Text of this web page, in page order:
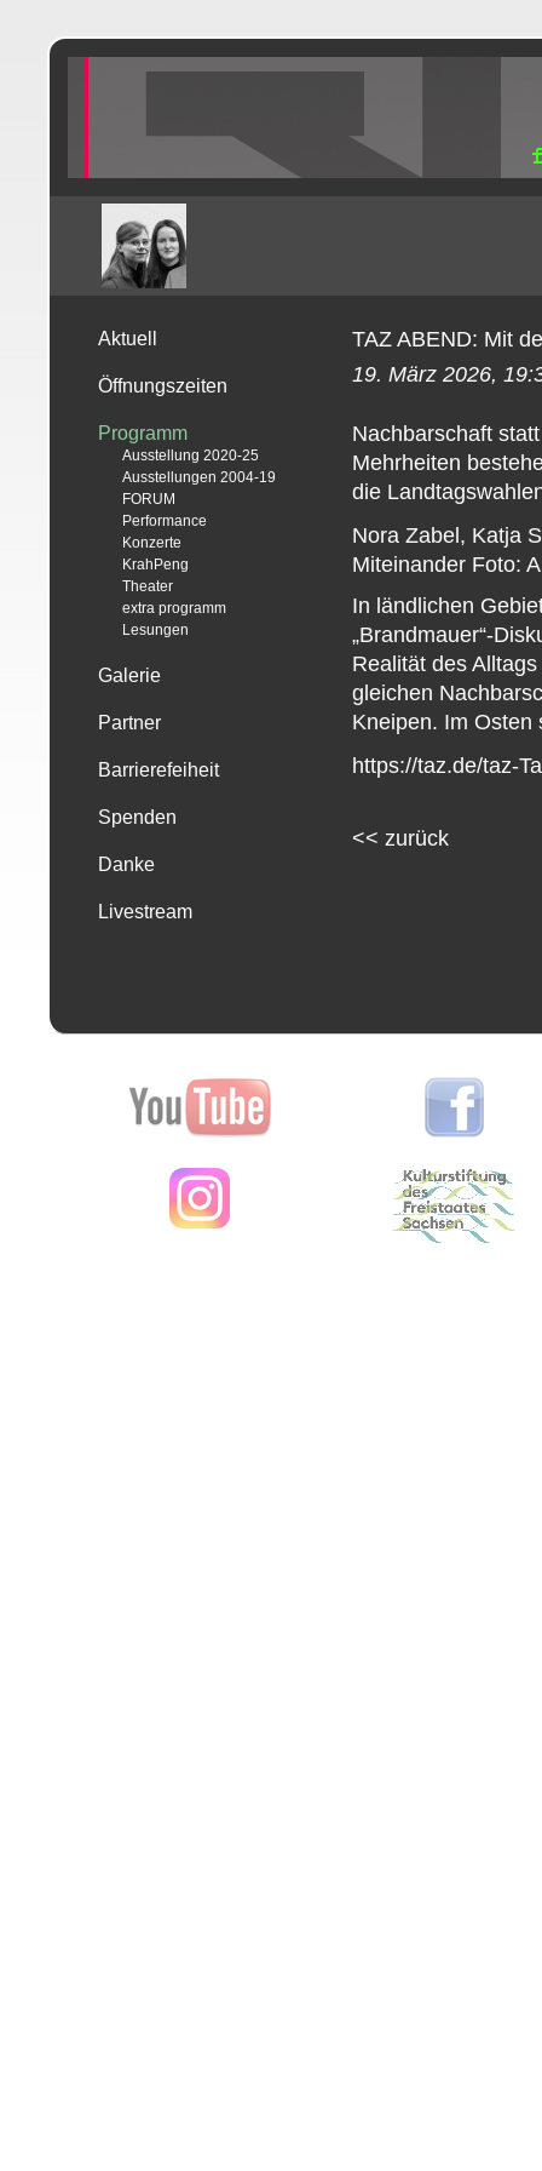
Aktuell
Öffnungszeiten
Programm
Ausstellung 2020-25
Ausstellungen 2004-19
FORUM
Performance
Konzerte
KrahPeng
Theater
extra programm
Lesungen
Galerie
Partner
Barrierefeiheit
Spenden
Danke
Livestream
TAZ ABEND: Mit
19. März 2026,
Nachbarschaft
Mehrheiten
die
Nora Zabel, Katja
Miteinander Foto:
In ländlichen
„Brandmauer“-
Realität des
gleichen
Kneipen. Im Osten
https://taz.de/taz-
<< zurück